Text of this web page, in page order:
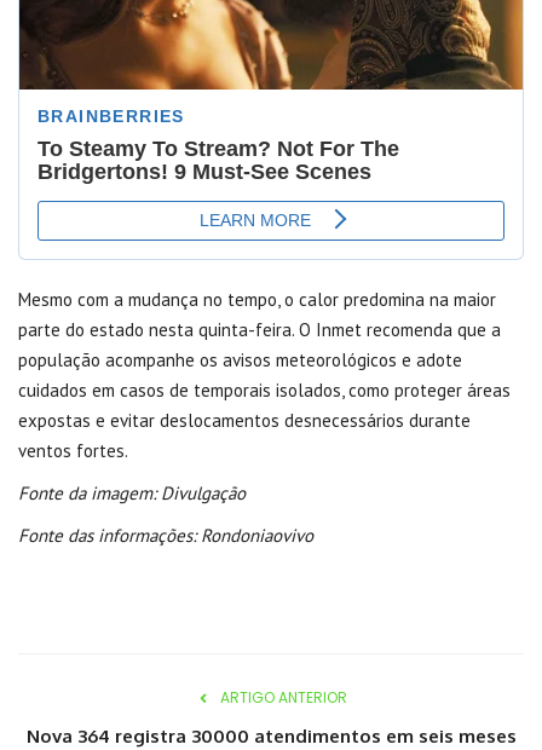
Mesmo com a mudança no tempo, o calor predomina na maior
parte do estado nesta quinta-feira. O Inmet recomenda que a
população acompanhe os avisos meteorológicos e adote
cuidados em casos de temporais isolados, como proteger áreas
expostas e evitar deslocamentos desnecessários durante
ventos fortes.
Fonte da imagem: Divulgação
Fonte das informações: Rondoniaovivo
ARTIGO ANTERIOR
Nova 364 registra 30000 atendimentos em seis meses